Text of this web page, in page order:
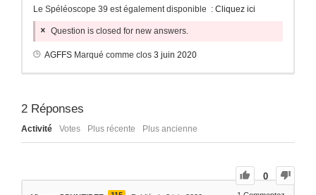
Le Spéléoscope 39 est également disponible : Cliquez ici
Question is closed for new answers.
AGFFS Marqué comme clos 3 juin 2020
2 Réponses
Activité Votes Plus récente Plus ancienne
0